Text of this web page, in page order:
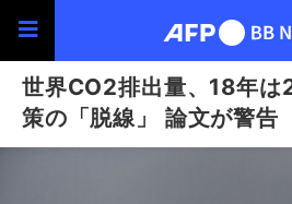
世界CO2排出量、18年は
策の「脱線」 論文が警告